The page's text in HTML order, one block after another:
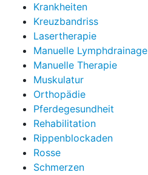
Krankheiten
Kreuzbandriss
Lasertherapie
Manuelle Lymphdrainage
Manuelle Therapie
Muskulatur
Orthopädie
Pferdegesundheit
Rehabilitation
Rippenblockaden
Rosse
Schmerzen